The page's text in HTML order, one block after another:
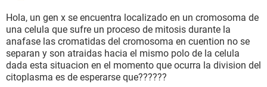
BIENESTAR
SEXUALIDAD
GLOSARIO
Hola, un gen x se encuentra localizado en un cromosoma de
una celula que sufre un proceso de mitosis durante la
anafase las cromatidas del cromosoma en cuention no se
separan y son atraidas hacia el mismo polo de la celula
dada esta situacion en el momento que ocurra la division del
citoplasma es de esperarse que??????